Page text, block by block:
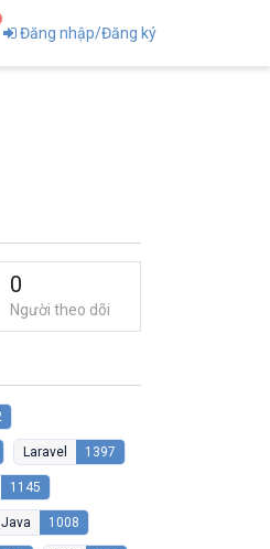
Đăng nhập/Đăng ký
0
Người theo dõi
Laravel 1397
1145
Java 1008